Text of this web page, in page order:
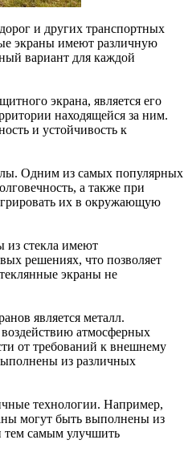
и других транспортных
экраны имеют различную
вариант для каждой
экрана, является его
находящейся за ним.
и устойчивость к
Одним из самых популярных
а также при
их в окружающую
из стекла имеют
решениях, что позволяет
экраны не
является металл.
атмосферных
от требований к внешнему
из различных
технологии. Например,
могут быть выполнены из
тем самым улучшить